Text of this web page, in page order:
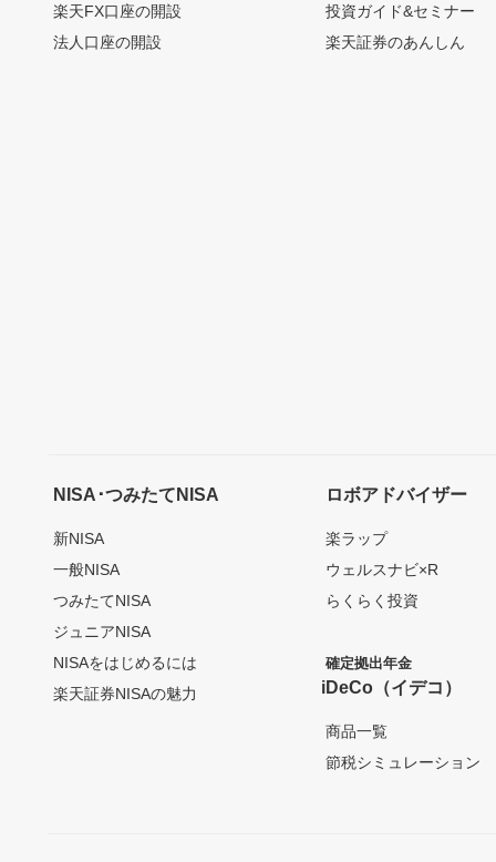
楽天FX口座の開設
法人口座の開設
投資ガイド&セミナー
楽天証券のあんしん
NISA･つみたてNISA
新NISA
一般NISA
つみたてNISA
ジュニアNISA
NISAをはじめるには
楽天証券NISAの魅力
ロボアドバイザー
楽ラップ
ウェルスナビ×R
らくらく投資
確定拠出年金
iDeCo（イデコ）
商品一覧
節税シミュレーション